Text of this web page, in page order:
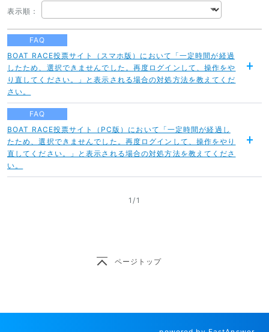
表示順 ：
FAQ
BOAT RACE投票サイト（スマホ版）において「一定時間が経過
したため、選択できませんでした。再度ログインして、操作をや
り直してください。」と表示される場合の対処方法を教えてくだ
さい。
FAQ
BOAT RACE投票サイト（PC版）において「一定時間が経過し
たため、選択できませんでした。再度ログインして、操作をやり
直してください。」と表示される場合の対処方法を教えてくださ
い。
1 /1
ページトップ